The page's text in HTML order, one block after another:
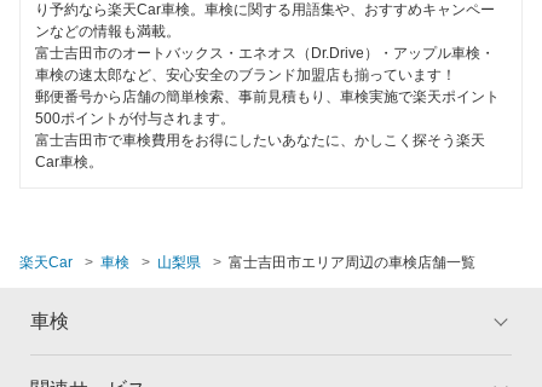
り予約なら楽天Car車検。車検に関する用語集や、おすすめキャンペー
ンなどの情報も満載。
富士吉田市のオートバックス・エネオス（Dr.Drive）・アップル車検・
車検の速太郎など、安心安全のブランド加盟店も揃っています！
郵便番号から店舗の簡単検索、事前見積もり、車検実施で楽天ポイント
500ポイントが付与されます。
富士吉田市で車検費用をお得にしたいあなたに、かしこく探そう楽天
Car車検。
楽天Car 車検 山梨県 富士吉田市エリア周辺の車検店舗一覧
車検